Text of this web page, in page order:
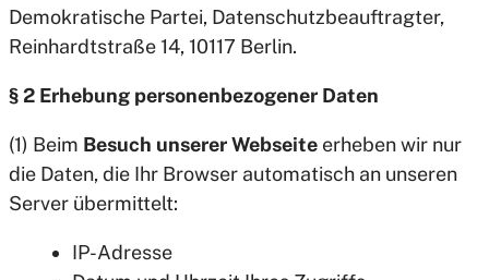
Demokratische Partei, Datenschutzbeauftragter,
Reinhardtstraße 14, 10117 Berlin.
§ 2 Erhebung personenbezogener Daten
(1) Beim Besuch unserer Webseite erheben wir nur
die Daten, die Ihr Browser automatisch an unseren
Server übermittelt:
IP-Adresse